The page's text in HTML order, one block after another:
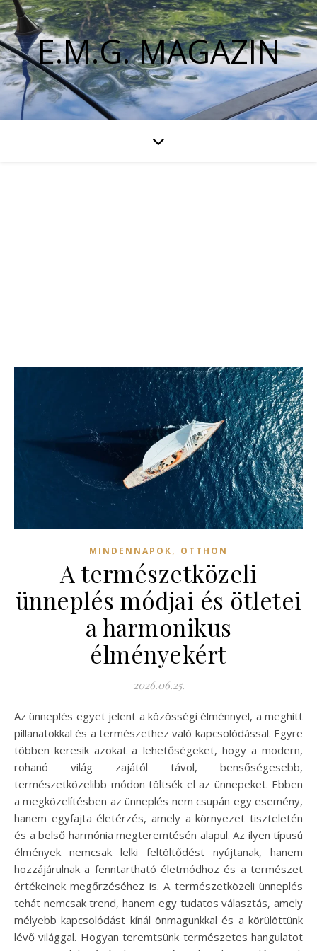
E.M.G. MAGAZIN
MINDENNAPOK, OTTHON
A természetközeli
ünneplés módjai és ötletei
a harmonikus
élményekért
2026.06.25.
Az ünneplés egyet jelent a közösségi élménnyel, a meghitt
pillanatokkal és a természethez való kapcsolódással. Egyre
többen keresik azokat a lehetőségeket, hogy a modern,
rohanó világ zajától távol, bensőségesebb,
természetközelibb módon töltsék el az ünnepeket. Ebben
a megközelítésben az ünneplés nem csupán egy esemény,
hanem egyfajta életérzés, amely a környezet tiszteletén
és a belső harmónia megteremtésén alapul. Az ilyen típusú
élmények nemcsak lelki feltöltődést nyújtanak, hanem
hozzájárulnak a fenntartható életmódhoz és a természet
értékeinek megőrzéséhez is. A természetközeli ünneplés
tehát nemcsak trend, hanem egy tudatos választás, amely
mélyebb kapcsolódást kínál önmagunkkal és a körülöttünk
lévő világgal. Hogyan teremtsünk természetes hangulatot